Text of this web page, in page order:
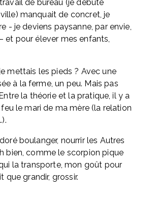
de bureau (je débute
manquait de concret, je
- je deviens paysanne, par envie,
et pour élever mes enfants,
mettais les pieds ? Avec une
à la ferme, un peu. Mais pas
la théorie et la pratique, il y a
le mari de ma mère (la relation
boulanger, nourrir les Autres
bien, comme le scorpion pique
la transporte, mon goût pour
que grandir, grossir.